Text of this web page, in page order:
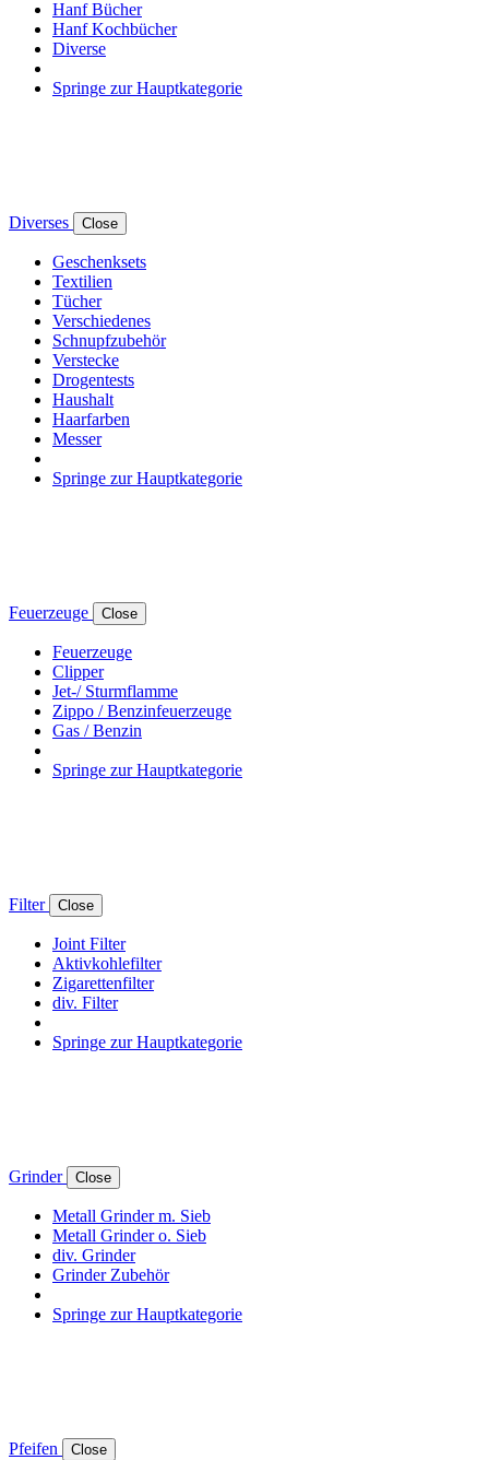
Hanf Bücher
Hanf Kochbücher
Diverse
Springe zur Hauptkategorie
Diverses Close
Geschenksets
Textilien
Tücher
Verschiedenes
Schnupfzubehör
Verstecke
Drogentests
Haushalt
Haarfarben
Messer
Springe zur Hauptkategorie
Feuerzeuge Close
Feuerzeuge
Clipper
Jet-/ Sturmflamme
Zippo / Benzinfeuerzeuge
Gas / Benzin
Springe zur Hauptkategorie
Filter Close
Joint Filter
Aktivkohlefilter
Zigarettenfilter
div. Filter
Springe zur Hauptkategorie
Grinder Close
Metall Grinder m. Sieb
Metall Grinder o. Sieb
div. Grinder
Grinder Zubehör
Springe zur Hauptkategorie
Pfeifen Close